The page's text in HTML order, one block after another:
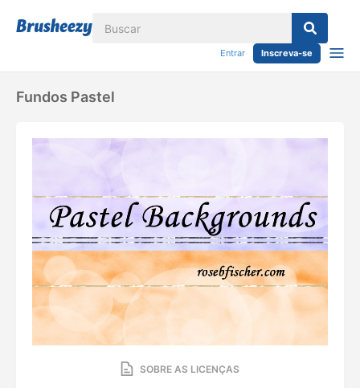
Entrar Inscreva-se
Fundos Pastel
SOBRE AS LICENÇAS